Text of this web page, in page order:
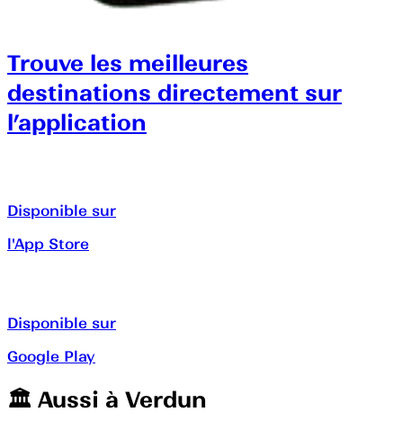
Trouve les meilleures
destinations directement sur
l’application
Disponible sur
l'App Store
Disponible sur
Google Play
🏛️️ Aussi à Verdun